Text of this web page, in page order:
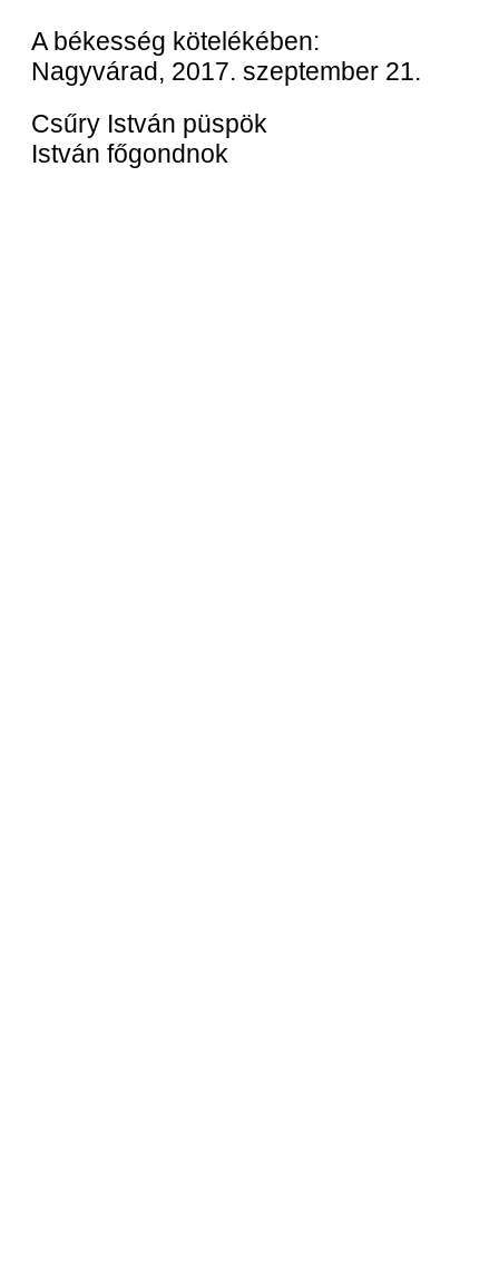
A békesség kötelékében:
Nagyvárad, 2017. szeptember 21.
Csűry István
István főgondnok